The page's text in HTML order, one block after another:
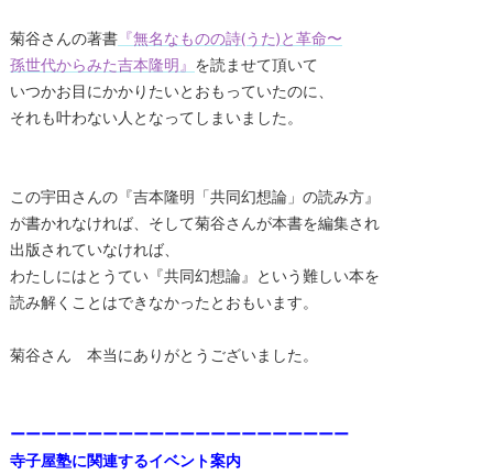
菊谷さんの著書『無名なものの詩(うた)と革命〜
孫世代からみた吉本隆明』を読ませて頂いて
いつかお目にかかりたいとおもっていたのに、
それも叶わない人となってしまいました。
この宇田さんの『吉本隆明「共同幻想論」の読み方』
が書かれなければ、そして菊谷さんが本書を編集され
出版されていなければ、
わたしにはとうてい『共同幻想論』という難しい本を
読み解くことはできなかったとおもいます。
菊谷さん 本当にありがとうございました。
ーーーーーーーーーーーーーーーーーーーーーー
寺子屋塾に関連するイベント案内